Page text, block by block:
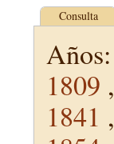
Consulta
Años:
1809 ,
1841 ,